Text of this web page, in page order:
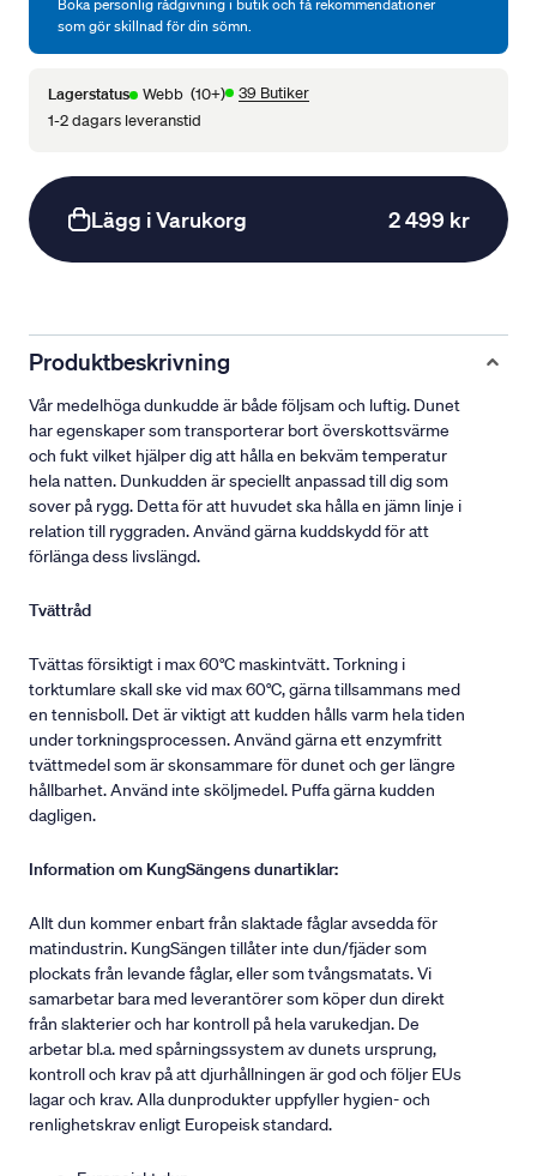
Boka personlig rådgivning i butik och få rekommendationer
som gör skillnad för din sömn.
Lagerstatus Webb (10+)
39 Butiker
1-2 dagars leveranstid
Lägg i Varukorg 2 499 kr
Produktbeskrivning
Vår medelhöga dunkudde är både följsam och luftig. Dunet
har egenskaper som transporterar bort överskottsvärme
och fukt vilket hjälper dig att hålla en bekväm temperatur
hela natten. Dunkudden är speciellt anpassad till dig som
sover på rygg. Detta för att huvudet ska hålla en jämn linje i
relation till ryggraden. Använd gärna kuddskydd för att
förlänga dess livslängd.
Tvättråd
Tvättas försiktigt i max 60°C maskintvätt. Torkning i
torktumlare skall ske vid max 60°C, gärna tillsammans med
en tennisboll. Det är viktigt att kudden hålls varm hela tiden
under torkningsprocessen. Använd gärna ett enzymfritt
tvättmedel som är skonsammare för dunet och ger längre
hållbarhet. Använd inte sköljmedel. Puffa gärna kudden
dagligen.
Information om KungSängens dunartiklar:
Allt dun kommer enbart från slaktade fåglar avsedda för
matindustrin. KungSängen tillåter inte dun/fjäder som
plockats från levande fåglar, eller som tvångsmatats. Vi
samarbetar bara med leverantörer som köper dun direkt
från slakterier och har kontroll på hela varukedjan. De
arbetar bl.a. med spårningssystem av dunets ursprung,
kontroll och krav på att djurhållningen är god och följer EUs
lagar och krav. Alla dunprodukter uppfyller hygien- och
renlighetskrav enligt Europeisk standard.